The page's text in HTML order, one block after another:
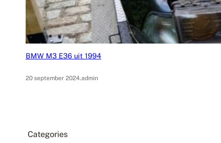
BMW M3 E36 uit 1994
20 september 2024.admin
Categories